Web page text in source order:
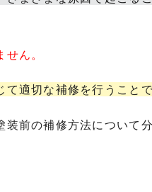
ん。
適切な補修を行うことで
前の補修方法について